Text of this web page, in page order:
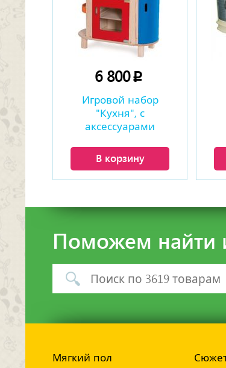
6 800p
Игровой набор
"Кухня", с
аксессуарами
В корзину
Поможем найти
Мягкий пол